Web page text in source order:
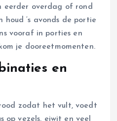
eerder overdag of rond
‘s avonds de portie
vooraf in porties en
je dooreetmomenten.
en
zodat het vult, voedt
op vezels, eiwit en veel